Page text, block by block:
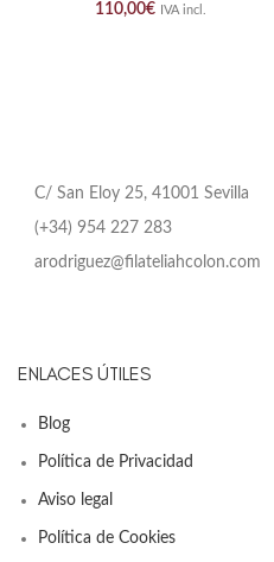
110,00€ IVA incl.
C/ San Eloy 25, 41001 Sevilla
(+34) 954 227 283
arodriguez@filateliahcolon.com
ENLACES ÚTILES
Blog
Política de Privacidad
Aviso legal
Política de Cookies